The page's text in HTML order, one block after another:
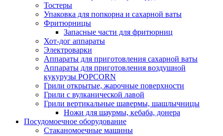
Тостеры
Упаковка для попкорна и сахарной ваты
Фритюрницы
Запасные части для фритюрниц
Хот-дог аппараты
Электроварки
Аппараты для приготовления сахарной ваты
Аппараты для приготовления воздушной
кукурузы POPCORN
Грили открытые, жарочные поверхности
Грили с вулканической лавой
Грили вертикальные шавермы, шашлычницы
Ножи для шаурмы, кебаба, донера
Посудомоечное оборудование
Стаканомоечные машины